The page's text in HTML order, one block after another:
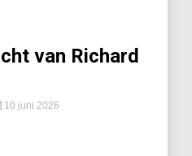
van Richard
10 juni 2026